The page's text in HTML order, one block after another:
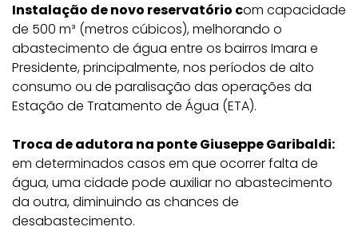
Instalação de novo reservatório com capacidade
de 500 m³ (metros cúbicos), melhorando o
abastecimento de água entre os bairros Imara e
Presidente, principalmente, nos períodos de alto
consumo ou de paralisação das operações da
Estação de Tratamento de Água (ETA).
Troca de adutora na ponte Giuseppe Garibaldi:
em determinados casos em que ocorrer falta de
água, uma cidade pode auxiliar no abastecimento
da outra, diminuindo as chances de
desabastecimento.